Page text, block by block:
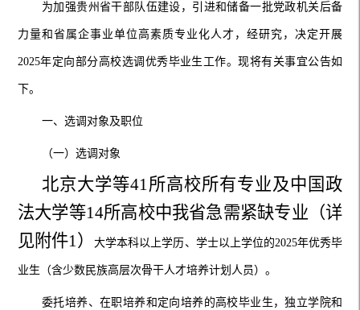
为加强贵州省干部队伍建设，引进和储备一批党政机关后备
力量和省属企事业单位高素质专业化人才，经研究，决定开展
2025年定向部分高校选调优秀毕业生工作。现将有关事宜公告如
下。
一、选调 对象及职位
（一）选调对象
北京大学等41所高校所有专业及中国政
法大学等14所高校中我省急需紧缺专业 （详
见附件1）大学本科以上学历、学士以上学位的2025年优秀毕
业生（含少数民族高层次骨干人才培养计划人员）。
委托培养、在职培养和定向培养的高校毕业生，独立学院和